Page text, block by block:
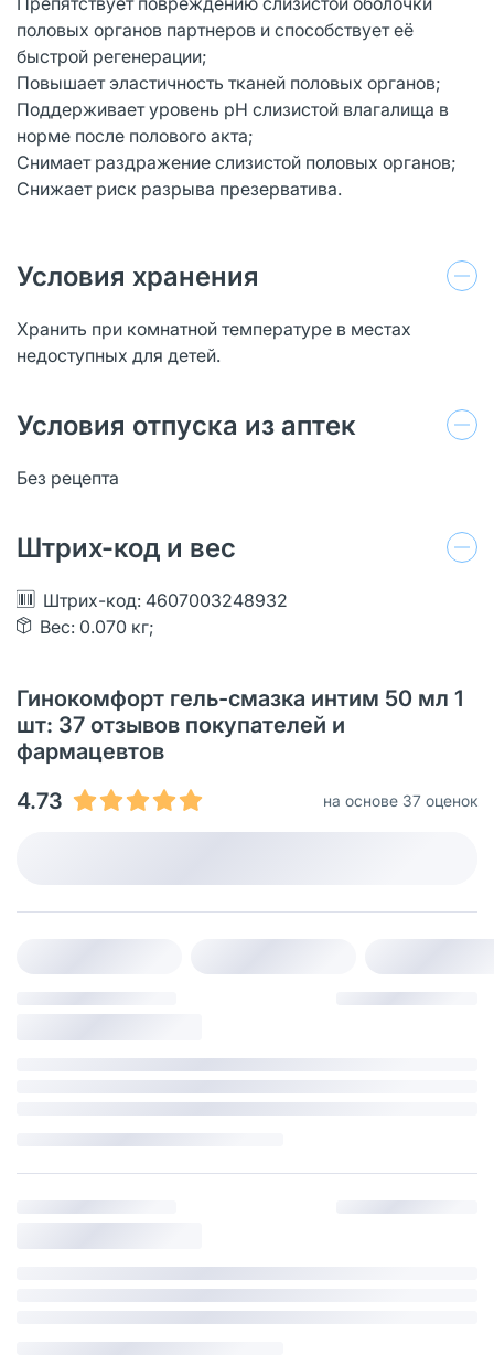
половых органов партнеров и способствует её
быстрой регенерации;
Повышает эластичность тканей половых органов;
Поддерживает уровень pH слизистой влагалища в
норме после полового акта;
Снимает раздражение слизистой половых органов;
Снижает риск разрыва презерватива.
Условия хранения
Хранить при комнатной температуре в местах
недоступных для детей.
Условия отпуска из аптек
Без рецепта
Штрих-код и вес
Штрих-код: 4607003248932
Вес: 0.070 кг;
Гинокомфорт гель-смазка интим 50 мл 1
шт: 37 отзывов покупателей и
фармацевтов
4.73
на основе 37 оценок